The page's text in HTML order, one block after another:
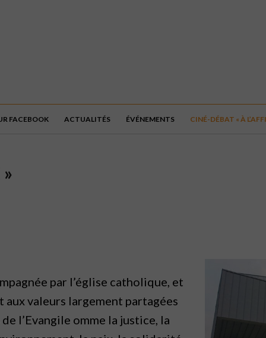
FACEBOOK ACTUALITÉS ÉVÉNEMENTS CINÉ-DÉBAT « À
par l’église catholique, et
aux valeurs largement partagées
l’Evangile omme la justice, la